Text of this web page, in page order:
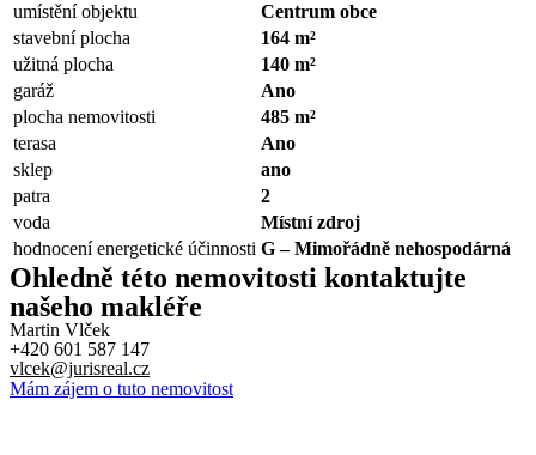
umístění objektu
Centrum obce
stavební plocha
164 m²
užitná plocha
140 m²
garáž
Ano
plocha nemovitosti
485 m²
terasa
Ano
sklep
ano
patra
2
voda
Místní zdroj
hodnocení energetické účinnosti G – Mimořádně nehospodárná
Ohledně této nemovitosti kontaktujte
našeho makléře
Martin Vlček
+420 601 587 147
vlcek@jurisreal.cz
Mám zájem o tuto nemovitost